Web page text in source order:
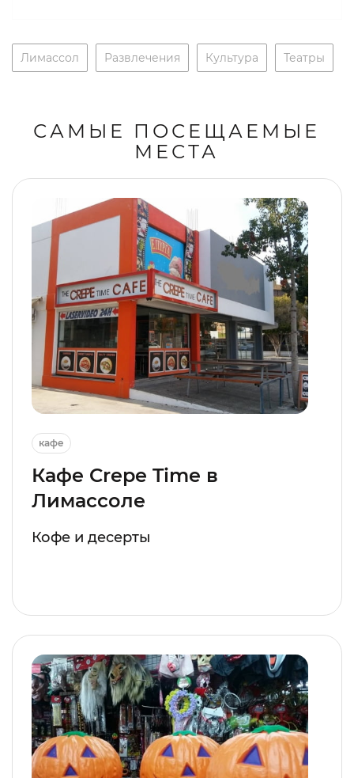
Лимассол Развлечения Культура Театры
САМЫЕ ПОСЕЩАЕМЫЕ
МЕСТА
кафе
Кафе Crepe Time в
Лимассоле
Кофе и десерты